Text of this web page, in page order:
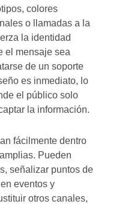
colores
o llamadas a la
la identidad
el mensaje sea
de un soporte
es inmediato, lo
el público solo
la información.
fácilmente dentro
Pueden
señalizar puntos de
eventos y
otros canales,